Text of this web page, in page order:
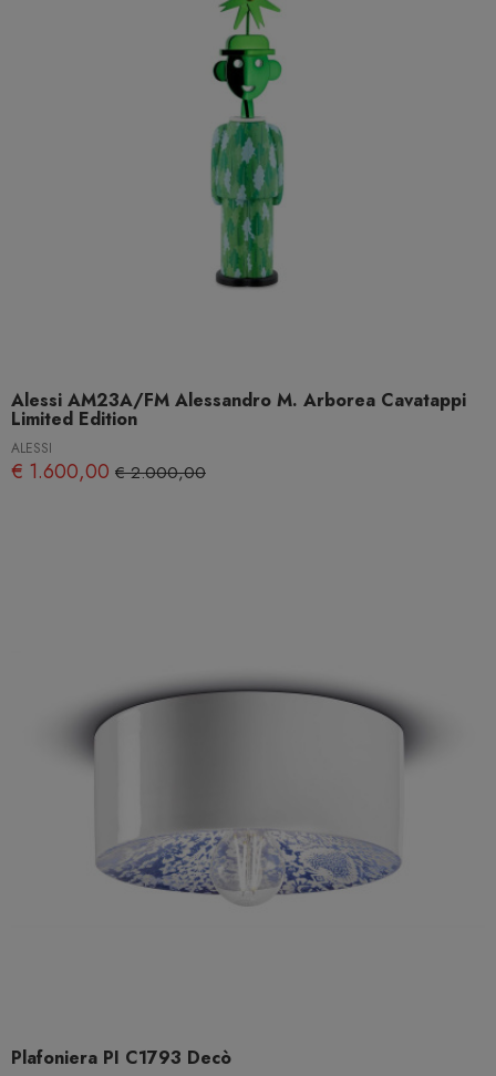
Alessi AM23A/FM Alessandro M. Arborea Cavatappi
Limited Edition
ALESSI
€ 1.600,00 € 2.000,00
Plafoniera PI C1793 Decò